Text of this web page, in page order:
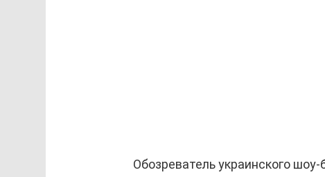
Обозреватель украинского